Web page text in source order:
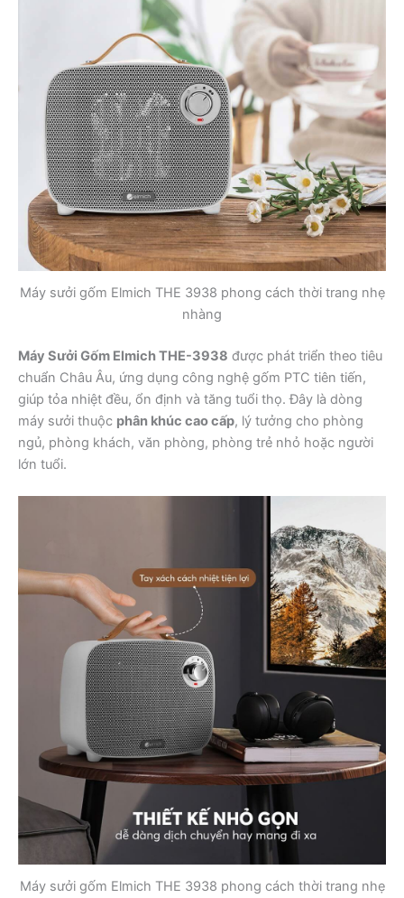
Máy sưởi gốm Elmich THE 3938 phong cách thời trang nhẹ
nhàng
Máy Sưởi Gốm Elmich THE-3938 được phát triển theo tiêu
chuẩn Châu Âu, ứng dụng công nghệ gốm PTC tiên tiến,
giúp tỏa nhiệt đều, ổn định và tăng tuổi thọ. Đây là dòng
máy sưởi thuộc phân khúc cao cấp, lý tưởng cho phòng
ngủ, phòng khách, văn phòng, phòng trẻ nhỏ hoặc người
lớn tuổi.
Máy sưởi gốm Elmich THE 3938 phong cách thời trang nhẹ